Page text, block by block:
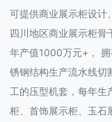
可提供商业展示柜设计
四川地区商业展示柜骨
年产值1000万元+，
锈钢结构生产流水线切
工的压型机套，每年生
柜、首饰展示柜、玉石